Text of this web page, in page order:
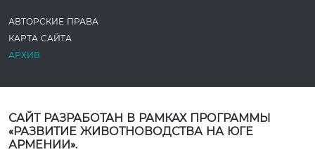
АВТОРСКИЕ ПРАВА
КАРТА САЙТА
АРХИВ
САЙТ РАЗРАБОТАН В РАМКАХ ПРОГРАММЫ
«РАЗВИТИЕ ЖИВОТНОВОДСТВА НА ЮГЕ
АРМЕНИИ».